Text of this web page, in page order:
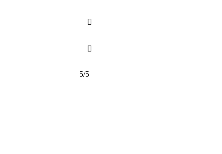


5/5